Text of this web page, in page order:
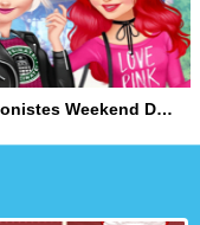
Fashionistes Weekend Décontracté